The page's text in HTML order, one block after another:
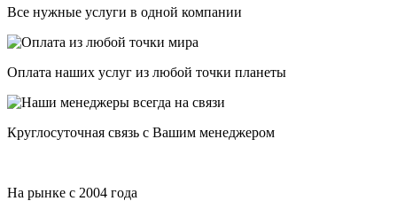
Все нужные услуги в одной компании
Оплата наших услуг из любой точки планеты
Круглосуточная связь с Вашим менеджером
На рынке с 2004 года